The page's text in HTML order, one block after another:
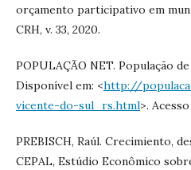
orçamento participativo em
CRH, v. 33, 2020.
POPULAÇÃO NET. População
Disponível em: <http://
vicente-do-sul_rs.html>.
PREBISCH, Raúl. Crecimiento,
CEPAL, Estúdio Econômico